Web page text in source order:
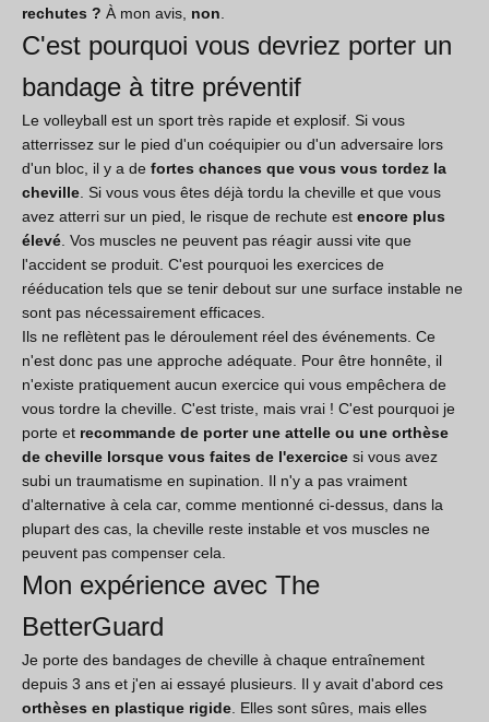
rechutes ? À mon avis, non.
C'est pourquoi vous devriez porter un
bandage à titre préventif
Le volleyball est un sport très rapide et explosif. Si vous
atterrissez sur le pied d'un coéquipier ou d'un adversaire lors
d'un bloc, il y a de fortes chances que vous vous tordez la
cheville. Si vous vous êtes déjà tordu la cheville et que vous
avez atterri sur un pied, le risque de rechute est encore plus
élevé. Vos muscles ne peuvent pas réagir aussi vite que
l'accident se produit. C'est pourquoi les exercices de
rééducation tels que se tenir debout sur une surface instable ne
sont pas nécessairement efficaces.
Ils ne reflètent pas le déroulement réel des événements. Ce
n'est donc pas une approche adéquate. Pour être honnête, il
n'existe pratiquement aucun exercice qui vous empêchera de
vous tordre la cheville. C'est triste, mais vrai ! C'est pourquoi je
porte et recommande de porter une attelle ou une orthèse
de cheville lorsque vous faites de l'exercice si vous avez
subi un traumatisme en supination. Il n'y a pas vraiment
d'alternative à cela car, comme mentionné ci-dessus, dans la
plupart des cas, la cheville reste instable et vos muscles ne
peuvent pas compenser cela.
Mon expérience avec The
BetterGuard
Je porte des bandages de cheville à chaque entraînement
depuis 3 ans et j'en ai essayé plusieurs. Il y avait d'abord ces
orthèses en plastique rigide. Elles sont sûres, mais elles